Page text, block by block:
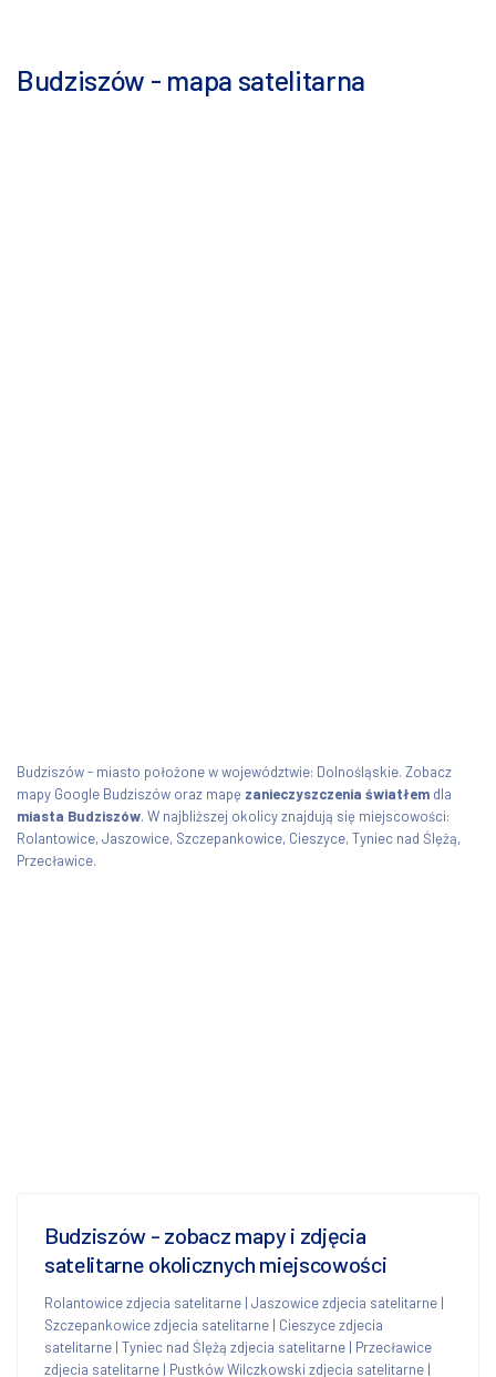
Budziszów - mapa satelitarna
Budziszów - miasto położone w województwie: Dolnośląskie. Zobacz
mapy Google Budziszów oraz mapę zanieczyszczenia światłem dla
miasta Budziszów. W najbliższej okolicy znajdują się miejscowości:
Rolantowice, Jaszowice, Szczepankowice, Cieszyce, Tyniec nad Ślężą,
Przecławice.
Budziszów - zobacz mapy i zdjęcia
satelitarne okolicznych miejscowości
Rolantowice zdjecia satelitarne | Jaszowice zdjecia satelitarne |
Szczepankowice zdjecia satelitarne | Cieszyce zdjecia
satelitarne | Tyniec nad Ślężą zdjecia satelitarne | Przecławice
zdjecia satelitarne | Pustków Wilczkowski zdjecia satelitarne |